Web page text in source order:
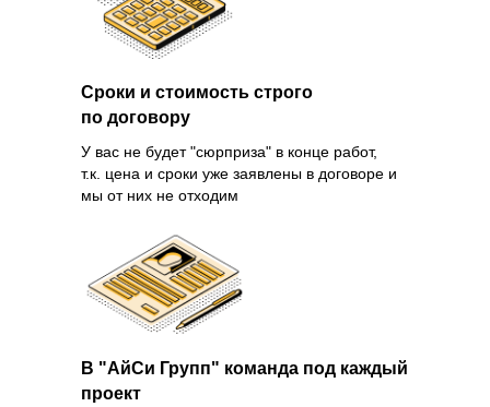
У вас не будет "сюрприза" в конце работ,
т.к. цена и сроки уже заявлены в договоре и
мы от них не отходим
Сроки и стоимость строго
по договору
В "АйСи Групп" команда под каждый
проект